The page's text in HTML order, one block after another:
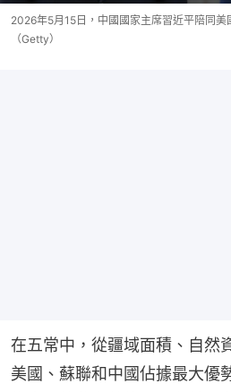
2026年5月15日，中國國家主席習近平陪同美
（Getty）
在五常中，從疆域面積、自然
美國、蘇聯和中國佔據最大優